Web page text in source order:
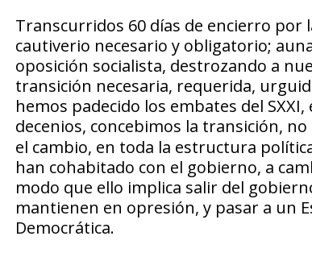
Transcurridos 60 días de encierro por
cautiverio necesario y obligatorio;
oposición socialista, destrozando a
transición necesaria, requerida,
hemos padecido los embates del
decenios, concebimos la transición,
el cambio, en toda la estructura
han cohabitado con el gobierno, a
modo que ello implica salir del
mantienen en opresión, y pasar a un
Democrática.